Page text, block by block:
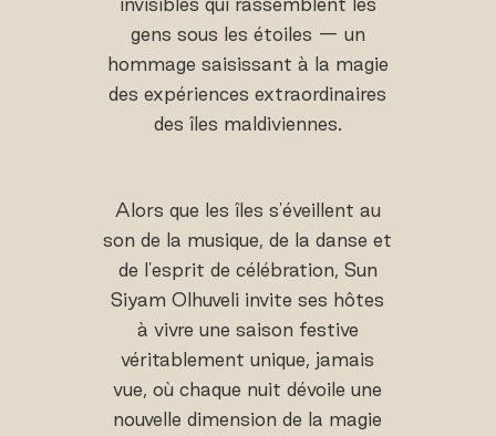
gens sous les étoiles — un
hommage saisissant à la magie
des expériences extraordinaires
des îles maldiviennes.
Alors que les îles s'éveillent au
son de la musique, de la danse et
de l'esprit de célébration, Sun
Siyam Olhuveli invite ses hôtes
à vivre une saison festive
véritablement unique, jamais
vue, où chaque nuit dévoile une
nouvelle dimension de la magie